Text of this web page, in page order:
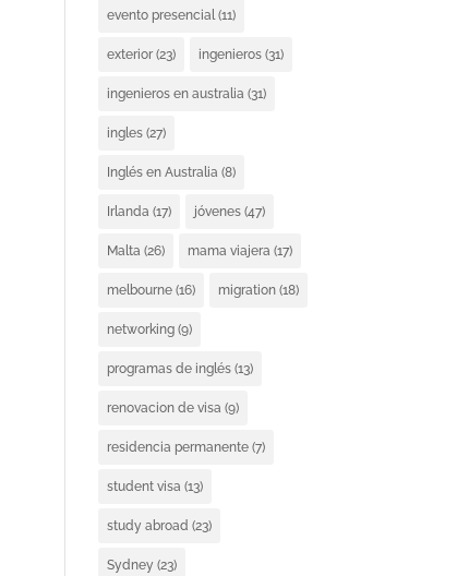
evento presencial(11)
exterior (23) ingenieros (31)
ingenieros en australia (31)
ingles (27)
Inglés en Australia (8)
Irlanda (17) jóvenes (47)
Malta (26) mama viajera (17)
melbourne (16) migration (18)
networking (9)
programas de inglés (13)
renovacion de visa (9)
residencia permanente (7)
student visa (13)
study abroad (23)
Sydney (23)